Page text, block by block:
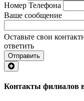
Номер Телефона
Ваше сообщение
Оставьте свои
ответить
Отправить
Контакты филиалов